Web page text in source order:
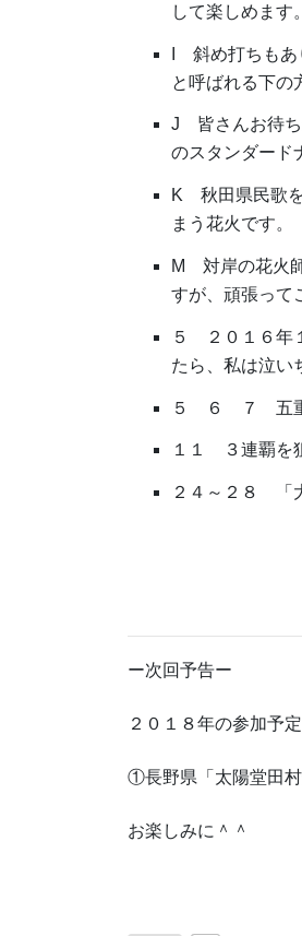
して楽しめます。
I 斜め打ちもあ
と呼ばれる下の
J 皆さんお待ち
のスタンダード
K 秋田県民歌を
まう花火です。
M 対岸の花火
すが、頑張って
５ ２０１６年
たら、私は泣い
５ ６ ７ 五重
１１ ３連覇を
２４～２８ 「
ー次回予告ー
２０１８年の参加予
①長野県「太陽堂田村
お楽しみに＾＾